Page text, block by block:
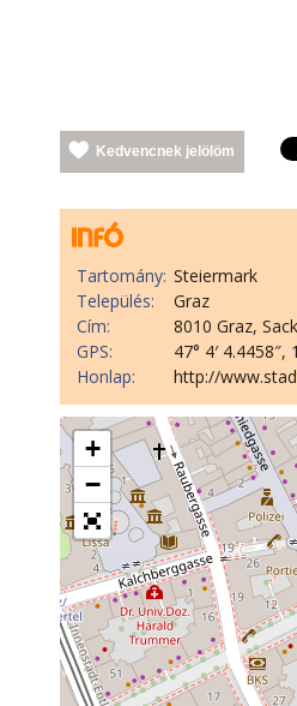
Kedvencnek jelölöm
Tartomány: Steiermark
Település:
Graz
Cím:
8010 Graz,
GPS:
47° 4′ 4.4458″,
Honlap:
http://
+
−